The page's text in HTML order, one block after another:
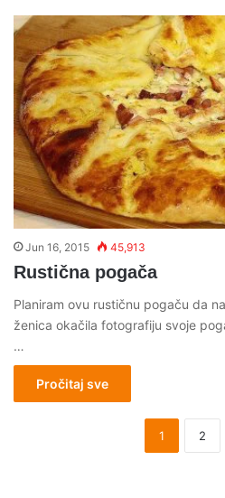
Jun 16, 2015 45,913
Rustična pogača
Planiram ovu rustičnu pogaču da
ženica okačila fotografiju svoje
…
Pročitaj sve
1 2